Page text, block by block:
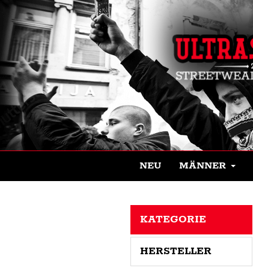
NEU MÄNNER
KATEGORIE
HERSTELLER